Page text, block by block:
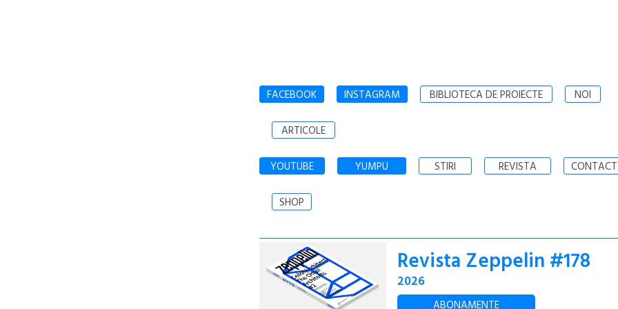
FACEBOOK INSTAGRAM BIBLIOTECA DE PROIECTE NOI
ARTICOLE
YOUTUBE YUMPU STIRI REVISTA CONTACT
SHOP
Revista Zeppelin #178
2026
ABONAMENTE